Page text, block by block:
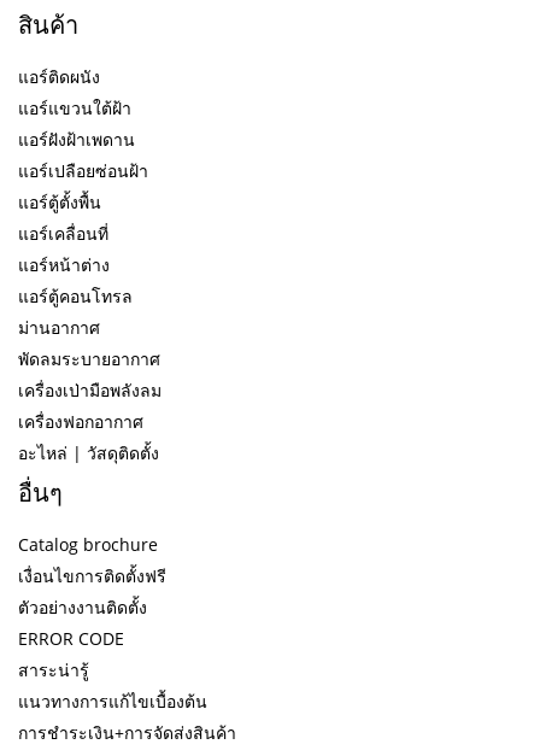
สินค้า
แอร์ติดผนัง
แอร์แขวนใต้ฝ้า
แอร์ฝังฝ้าเพดาน
แอร์เปลือยซ่อนฝ้า
แอร์ตู้ตั้งพื้น
แอร์เคลื่อนที่
แอร์หน้าต่าง
แอร์ตู้คอนโทรล
ม่านอากาศ
พัดลมระบายอากาศ
เครื่องเป่ามือพลังลม
เครื่องฟอกอากาศ
อะไหล่ | วัสดุติดตั้ง
อื่นๆ
Catalog brochure
เงื่อนไขการติดตั้งฟรี
ตัวอย่างงานติดตั้ง
ERROR CODE
สาระน่ารู้
แนวทางการแก้ไขเบื้องต้น
การชำระเงิน+การจัดส่งสินค้า